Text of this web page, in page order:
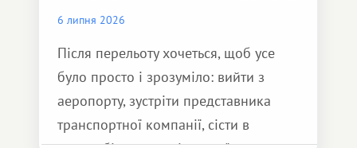
6 липня 2026
Після перельоту хочеться, щоб усе
було просто і зрозуміло: вийти з
аеропорту, зустріти представника
транспортної компанії, сісти в